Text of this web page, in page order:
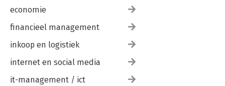
economie
financieel management
inkoop en logistiek
internet en social media
it-management / ict